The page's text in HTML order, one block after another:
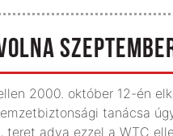
2000. október 12-én
tanácsa
teret adva ezzel a WTC